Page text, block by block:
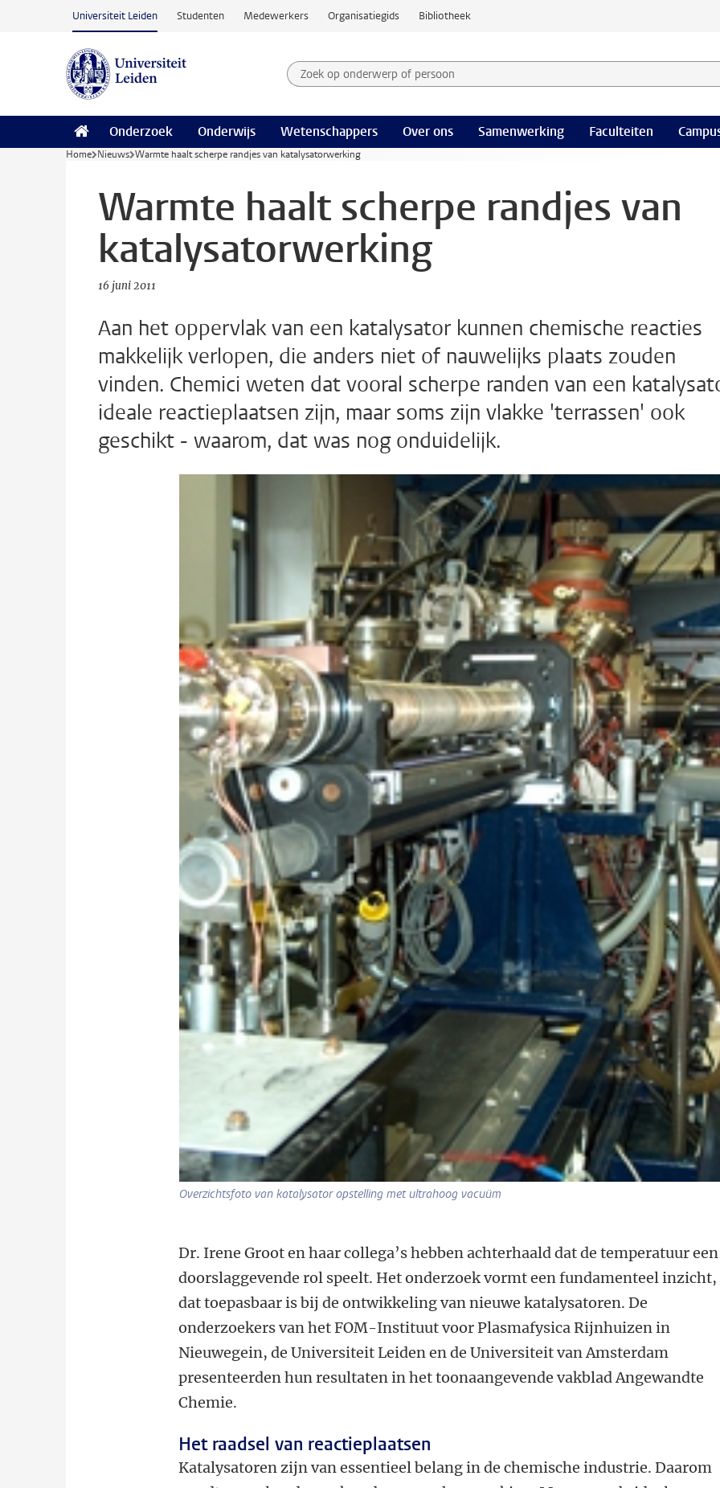
Ga naar hoofdinhoud
Universiteit Leiden Studenten Medewerkers Organisatiegids Bibliotheek
Zoek op onderwerp of persoon en selecteer categorie
Zoekterm
Onderzoek Onderwijs Wetenschappers Over ons Samenwerking Faculteiten
Home Nieuws Warmte haalt scherpe randjes van katalysatorwerking
Warmte haalt scherpe randjes van
katalysatorwerking
16 juni 2011
Aan het oppervlak van een katalysator kunnen chemische reacties
makkelijk verlopen, die anders niet of nauwelijks plaats zouden
vinden. Chemici weten dat vooral scherpe randen van een
ideale reactieplaatsen zijn, maar soms zijn vlakke 'terrassen' ook
geschikt - waarom, dat was nog onduidelijk.
Overzichtsfoto van katalysator opstelling met ultrahoog vacuüm
Dr. Irene Groot en haar collega’s hebben achterhaald dat de temperatuur een
doorslaggevende rol speelt. Het onderzoek vormt een fundamenteel inzicht,
dat toepasbaar is bij de ontwikkeling van nieuwe katalysatoren. De
onderzoekers van het FOM-Instituut voor Plasmafysica Rijnhuizen in
Nieuwegein, de Universiteit Leiden en de Universiteit van Amsterdam
presenteerden hun resultaten in het toonaangevende vakblad Angewandte
Chemie.
Het raadsel van reactieplaatsen
Katalysatoren zijn van essentieel belang in de chemische industrie. Daarom